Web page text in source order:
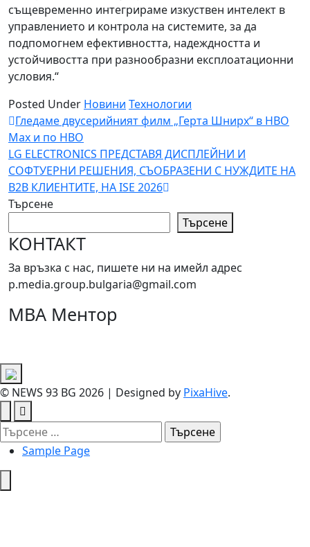
същевременно интегрираме изкуствен интелект в
управлението и контрола на системите, за да
подпомогнем ефективността, надеждността и
устойчивостта при разнообразни експлоатационни
условия.“
Posted Under Новини Технологии
Навигация
Гледаме двусерийният филм „Герта Шнирх“ в HBO
Max и по HBO
LG ELECTRONICS ПРЕДСТАВЯ ДИСПЛЕЙНИ И
СОФТУЕРНИ РЕШЕНИЯ, СЪОБРАЗЕНИ С НУЖДИТЕ НА
B2B КЛИЕНТИТЕ, НА ISE 2026
Търсене
Търсене
КОНТАКТ
За връзка с нас, пишете ни на имейл адрес
p.media.group.bulgaria@gmail.com
МВА Ментор
© NEWS 93 BG 2026 | Designed by PixaHive.
Търсене
за: Sample Page